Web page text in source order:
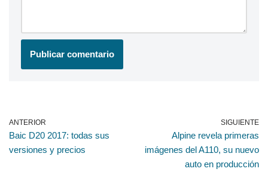
ANTERIOR
Baic D20 2017: todas sus
versiones y precios
SIGUIENTE
Alpine revela primeras
imágenes del A110, su nuevo
auto en producción